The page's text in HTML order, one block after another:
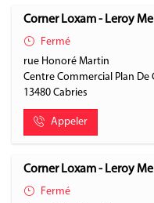
Corner Loxam - Leroy
Fermé
rue Honoré Martin
Centre Commercial Plan De
13480 Cabries
Appeler
Corner Loxam - Leroy
Fermé